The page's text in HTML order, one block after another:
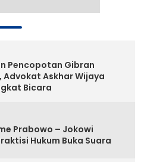
Pencopotan Gibran
Advokat Askhar Wijaya
Bicara
Prabowo – Jokowi
Hukum Buka Suara